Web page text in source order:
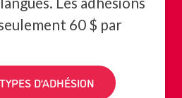
60 $ par
D’ADHÉSION